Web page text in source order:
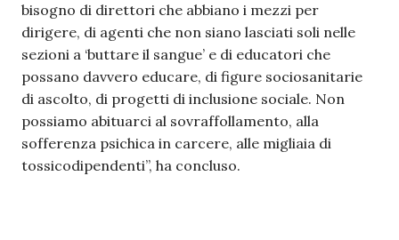
bisogno di direttori che abbiano i mezzi per
dirigere, di agenti che non siano lasciati soli nelle
sezioni a ‘buttare il sangue’ e di educatori che
possano davvero educare, di figure sociosanitarie
di ascolto, di progetti di inclusione sociale. Non
possiamo abituarci al sovraffollamento, alla
sofferenza psichica in carcere, alle migliaia di
tossicodipendenti”, ha concluso.